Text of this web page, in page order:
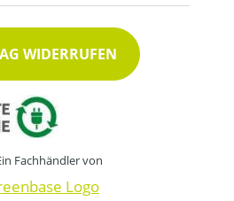
WIDERRUFEN
Fachhändler von